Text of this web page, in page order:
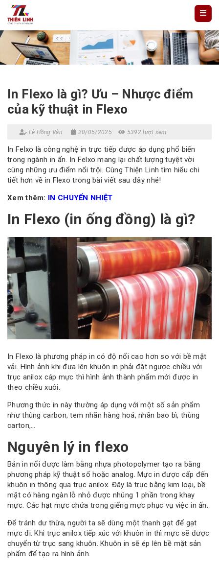
In Flexo là gì? Ưu – Nhược điểm
của kỹ thuật in Flexo
Lê Hồng Vân 20/05/2025 5392 lượt xem
In Felxo là công nghệ in trực tiếp được áp dụng phổ biến
trong ngành in ấn. In Felxo mang lại chất lượng tuyệt vời
cùng những ưu điểm nổi trội. Cùng Thiện Linh tìm hiểu chi
tiết hơn về in Flexo trong bài viết sau đây nhé!
Xem thêm: IN CHUYỂN NHIỆT
In Flexo (in ống đồng) là gì?
In Flexo là phương pháp in có độ nổi cao hơn so với bề mặt
vải. Hình ảnh khi đưa lên khuôn in phải đặt ngược chiều với
trục anilox cáp mực thì hình ảnh thành phẩm mới được in
theo chiều xuôi.
Phương thức in này thường áp dụng với một số sản phẩm
như thùng carbon, tem nhãn hàng hoá, nhãn bao bì, thùng
carton,…
Nguyên lý in flexo
Bản in nổi được làm bằng nhựa photopolymer tạo ra bằng
phương pháp kỹ thuật số hoặc analog. Mực in được cấp đến
khuôn in thông qua trục anilox. Đây là trục bằng kim loại, bề
mặt có hàng ngàn lỗ nhỏ được nhúng 1 phần trong khay
mực. Các hạt mực chứa trong giếng mực phục vụ việc in ấn.
Để tránh dư thừa, người ta sẽ dùng một thanh gạt để gạt
mực đi. Khi trục anilox tiếp xúc với khuôn in thì mực sẽ được
chuyển từ trục sang khuôn. Khuôn in sẽ ép lên bề mặt sản
phẩm để tạo ra hình ảnh.